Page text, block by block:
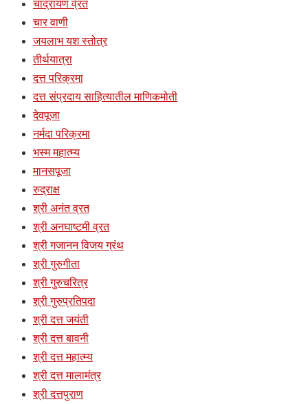
चांद्रायण व्रत
चार वाणी
जयलाभ यश स्तोत्र
तीर्थयात्रा
दत्त परिक्रमा
दत्त संप्रदाय साहित्यातील माणिकमोती
देवपूजा
नर्मदा परिक्रमा
भस्म महात्म्य
मानसपूजा
रुद्राक्ष
श्री अनंत व्रत
श्री अनघाष्टमी व्रत
श्री गजानन विजय ग्रंथ
श्री गुरुगीता
श्री गुरुचरित्र
श्री गुरुप्रतिपदा
श्री दत्त जयंती
श्री दत्त बावनी
श्री दत्त महात्म्य
श्री दत्त मालामंत्र
श्री दत्तपुराण